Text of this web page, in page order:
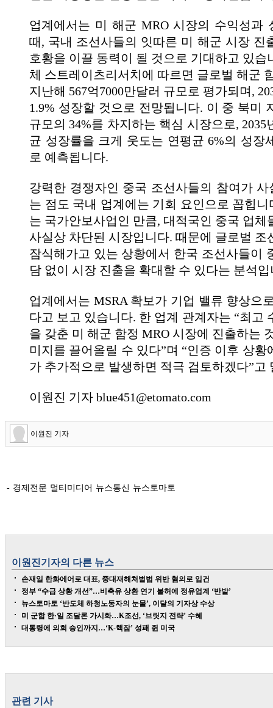
업계에서는 미 해군 MRO 시장의 수익성과
때, 국내 조선사들의 잇따른 미 해군 시장 진
호황을 이끌 동력이 될 것으로 기대하고 있습
체 스트레이츠리서치에 따르면 글로벌 해군
지난해 567억7000만달러 규모로 평가되며,
1.9% 성장할 것으로 전망됩니다. 이 중 북미
규모의 34%를 차지하는 핵심 시장으로, 2035
균 성장률을 크게 웃도는 연평균 6%의 성장
로 예측됩니다.
강력한 경쟁자인 중국 조선사들의 참여가 사
는 점도 국내 업계에는 기회 요인으로 꼽힙니
는 국가안보사업인 만큼, 대적국인 중국 업체
사실상 차단된 시장입니다. 때문에 글로벌 조
잠식해가고 있는 상황에서 한국 조선사들이
담 없이 시장 진출을 확대할 수 있다는 분석입
업계에서는 MSRA 확보가 기업 밸류 향상으
다고 보고 있습니다. 한 업계 관계자는 “최고
을 갖춘 미 해군 함정 MRO 시장에 진출하는
미지를 끌어올릴 수 있다”며 “인증 이후 상황
가 추가적으로 발생하면 적극 검토하겠다”고
이원진 기자 blue451@etomato.com
이원진 기자
- 경제전문 멀티미디어 뉴스통신 뉴스토마토
이원진기자의 다른 뉴스
손재일 한화에어로 대표, 중대재해처벌법 위반 혐의로 입건
정부 “수급 상황 개선”…비축유 상환 연기 불허에 정유업계 ‘반발’
뉴스토마토 ‘반도체 하청노동자의 눈물’, 이달의 기자상 수상
미 군함 한·일 조달론 가시화…K조선, ‘브릿지 전략’ 수혜
대통령에 의회 승인까지…‘K-핵잠’ 성패 쥔 미국
관련 기사